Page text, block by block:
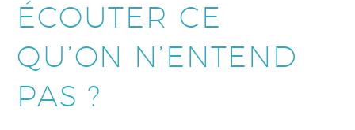
ÉCOUTER CE
QU’ON N’ENTEND
PAS ?